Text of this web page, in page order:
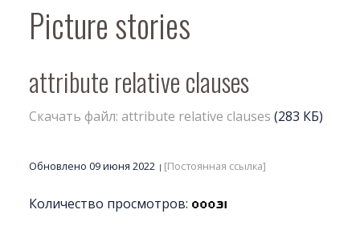
Picture stories
attribute relative clauses
Скачать файл: attribute relative clauses (283 КБ)
Обновлено 09 июня 2022 [Постоянная ссылка]
Количество просмотров: